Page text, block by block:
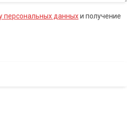
персональных данныхи получение